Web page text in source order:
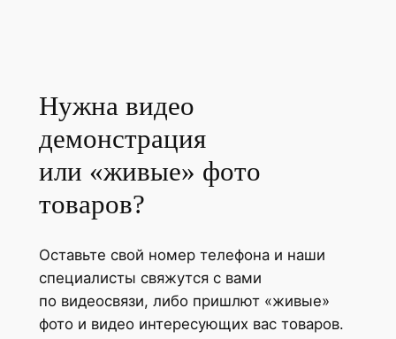
Нужна видео
демонстрация
или «живые» фото
товаров?
Оставьте свой номер телефона и наши
специалисты свяжутся с вами
по видеосвязи, либо пришлют «живые»
фото и видео интересующих вас товаров.